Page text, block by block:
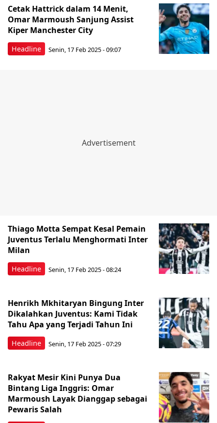
Headline
Cetak Hattrick dalam 14 Menit,
Omar Marmoush Sanjung Assist
Kiper Manchester City
Senin, 17 Feb 2025 - 09:07
Headline
Thiago Motta Sempat Kesal Pemain
Juventus Terlalu Menghormati Inter
Milan
Senin, 17 Feb 2025 - 08:24
Headline
Henrikh Mkhitaryan Bingung Inter
Dikalahkan Juventus: Kami Tidak
Tahu Apa yang Terjadi Tahun Ini
Senin, 17 Feb 2025 - 07:29
Rakyat Mesir Kini Punya Dua
Bintang Liga Inggris: Omar
Marmoush Layak Dianggap sebagai
Pewaris Salah